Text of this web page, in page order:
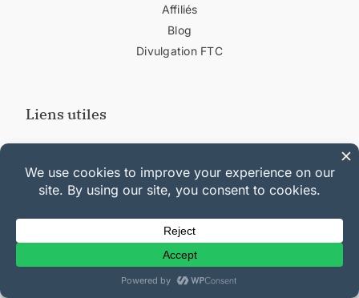
Affiliés
Blog
Divulgation FTC
Liens utiles
Documentation
Plans et Tarifs
Hébergement WordPress
Lancer un blog
Créer un site web